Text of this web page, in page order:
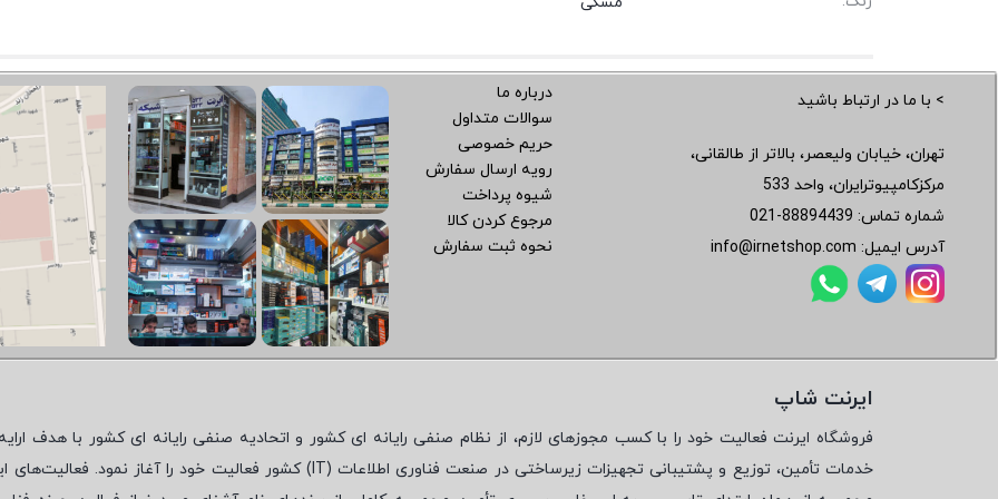
> با ما در ارتباط باشید
تهران، خیابان ولیعصر، بالاتر از طالقانی،
مرکزکامپیوترایران، واحد 533
شماره تماس: 021-88894439
آدرس ایمیل: info@irnetshop.com
درباره ما
سوالات متداول
حریم خصوصی
رویه ارسال سفارش
شیوه پرداخت
مرجوع کردن کالا
نحوه ثبت سفارش
ایرنت شاپ
فروشگاه ایرنت فعالیت خود را با کسب مجوزهای لازم، از نظام صنفی رایانه ای کشور و اتحادیه صنفی رایانه ای کشور با هدف
خدمات تأمین، توزیع و پشتیبانی تجهیزات زیرساختی در صنعت فناوری اطلاعات ( IT) کشور فعالیت خود را آغاز نمود. فعالیت‌های